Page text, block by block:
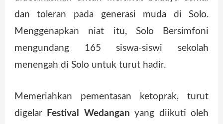
dan toleran pada generasi muda di Solo.
Menggenapkan niat itu, Solo Bersimfoni
mengundang 165 siswa-siswi sekolah
menengah di Solo untuk turut hadir.
Memeriahkan pementasan ketoprak, turut
digelar
Festival Wedangan yang diikuti oleh